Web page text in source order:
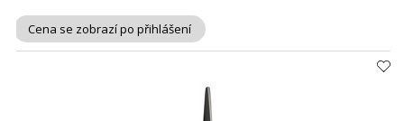
Cena se zobrazí po přihlášení